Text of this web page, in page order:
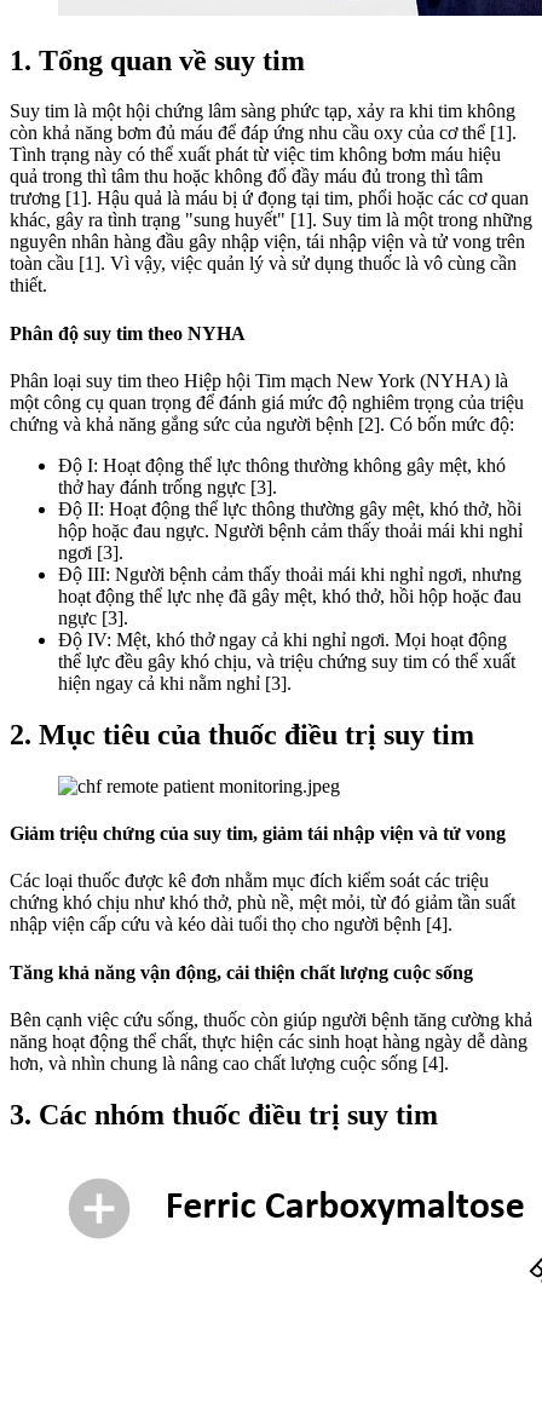
1. Tổng quan về suy tim
Suy tim là một hội chứng lâm sàng phức tạp, xảy ra khi tim không
còn khả năng bơm đủ máu để đáp ứng nhu cầu oxy của cơ thể [1].
Tình trạng này có thể xuất phát từ việc tim không bơm máu hiệu
quả trong thì tâm thu hoặc không đổ đầy máu đủ trong thì tâm
trương [1]. Hậu quả là máu bị ứ đọng tại tim, phổi hoặc các cơ quan
khác, gây ra tình trạng "sung huyết" [1]. Suy tim là một trong những
nguyên nhân hàng đầu gây nhập viện, tái nhập viện và tử vong trên
toàn cầu [1]. Vì vậy, việc quản lý và sử dụng thuốc là vô cùng cần
thiết.
Phân độ suy tim theo NYHA
Phân loại suy tim theo Hiệp hội Tim mạch New York (NYHA) là
một công cụ quan trọng để đánh giá mức độ nghiêm trọng của triệu
chứng và khả năng gắng sức của người bệnh [2]. Có bốn mức độ:
Độ I: Hoạt động thể lực thông thường không gây mệt, khó
thở hay đánh trống ngực [3].
Độ II: Hoạt động thể lực thông thường gây mệt, khó thở, hồi
hộp hoặc đau ngực. Người bệnh cảm thấy thoải mái khi nghỉ
ngơi [3].
Độ III: Người bệnh cảm thấy thoải mái khi nghỉ ngơi, nhưng
hoạt động thể lực nhẹ đã gây mệt, khó thở, hồi hộp hoặc đau
ngực [3].
Độ IV: Mệt, khó thở ngay cả khi nghỉ ngơi. Mọi hoạt động
thể lực đều gây khó chịu, và triệu chứng suy tim có thể xuất
hiện ngay cả khi nằm nghỉ [3].
2. Mục tiêu của thuốc điều trị suy tim
Giảm triệu chứng của suy tim, giảm tái nhập viện và tử vong
Các loại thuốc được kê đơn nhằm mục đích kiểm soát các triệu
chứng khó chịu như khó thở, phù nề, mệt mỏi, từ đó giảm tần suất
nhập viện cấp cứu và kéo dài tuổi thọ cho người bệnh [4].
Tăng khả năng vận động, cải thiện chất lượng cuộc sống
Bên cạnh việc cứu sống, thuốc còn giúp người bệnh tăng cường khả
năng hoạt động thể chất, thực hiện các sinh hoạt hàng ngày dễ dàng
hơn, và nhìn chung là nâng cao chất lượng cuộc sống [4].
3. Các nhóm thuốc điều trị suy tim